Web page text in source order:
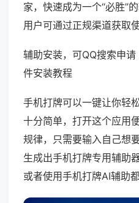
家，快速成为一个“必胜”
用户可通过正规渠道获取使
辅助安装，可QQ搜索申
件安装教程
手机打牌可以一键让你轻
十分简单，打开这个应用
规律，只需要输入自己想
生成出手机打牌专用辅助
或者使用手机打牌AI辅助